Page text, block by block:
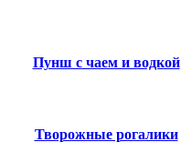
Пунш с чаем и водкой
Творожные рогалики